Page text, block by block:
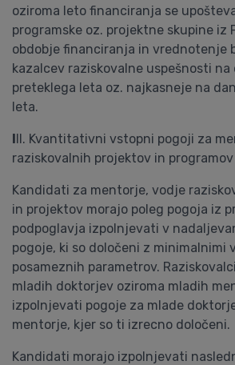
oziroma leto financiranja se
programske oz. projektne skupine iz
obdobje financiranja in vrednotenje
kazalcev raziskovalne uspešnosti na
preteklega leta oz. najkasneje na
leta.
III. Kvantitativni vstopni pogoji za
raziskovalnih projektov in programov
Kandidati za mentorje, vodje
in projektov morajo poleg pogoja iz
podpoglavja izpolnjevati v
pogoje, ki so določeni z minimalnimi
posameznih parametrov.
mladih doktorjev oziroma mladih
izpolnjevati pogoje za mlade
mentorje, kjer so ti izrecno določeni.
Kandidati morajo izpolnjevati